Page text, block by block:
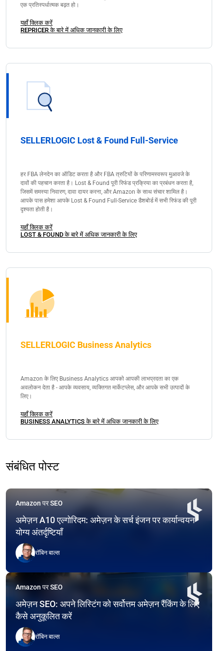
एक प्रतिस्पर्धात्मक बढ़त हो।
यहाँ क्लिक करें
REPRICER के बारे में अधिक जानकारी के लिए
SELLERLOGIC Lost & Found Full-Service
हर FBA लेनदेन का ऑडिट करता है और FBA त्रुटियों के परिणामस्वरूप मुआवजे के
दावों की पहचान करता है। Lost & Found पूरी रिफंड प्रक्रिया का प्रबंधन करता है,
जिसमें समस्या निवारण, दावा दायर करना, और Amazon के साथ संचार शामिल है।
आपके पास हमेशा आपके Lost & Found Full-Service डैशबोर्ड में सभी रिफंड की पूरी
दृश्यता होती है।
यहाँ क्लिक करें
LOST & FOUND के बारे में अधिक जानकारी के लिए
SELLERLOGIC Business Analytics
Amazon के लिए Business Analytics आपको आपकी लाभप्रदता का एक
अवलोकन देता है - आपके व्यवसाय, व्यक्तिगत मार्केटप्लेस, और आपके सभी उत्पादों के
लिए।
यहाँ क्लिक करें
BUSINESS ANALYTICS के बारे में अधिक जानकारी के लिए
संबंधित पोस्ट
Amazon पर SEO
अमेज़न A10 एल्गोरिदम: अमेज़न के सर्च इंजन पर कार्यान्वयन
योग्य अंतर्दृष्टियाँ
रॉबिन बाल्स
Amazon पर SEO
अमेज़न SEO: अपने लिस्टिंग को सर्वोत्तम अमेज़न रैंकिंग के लिए
कैसे अनुकूलित करें
रॉबिन बाल्स